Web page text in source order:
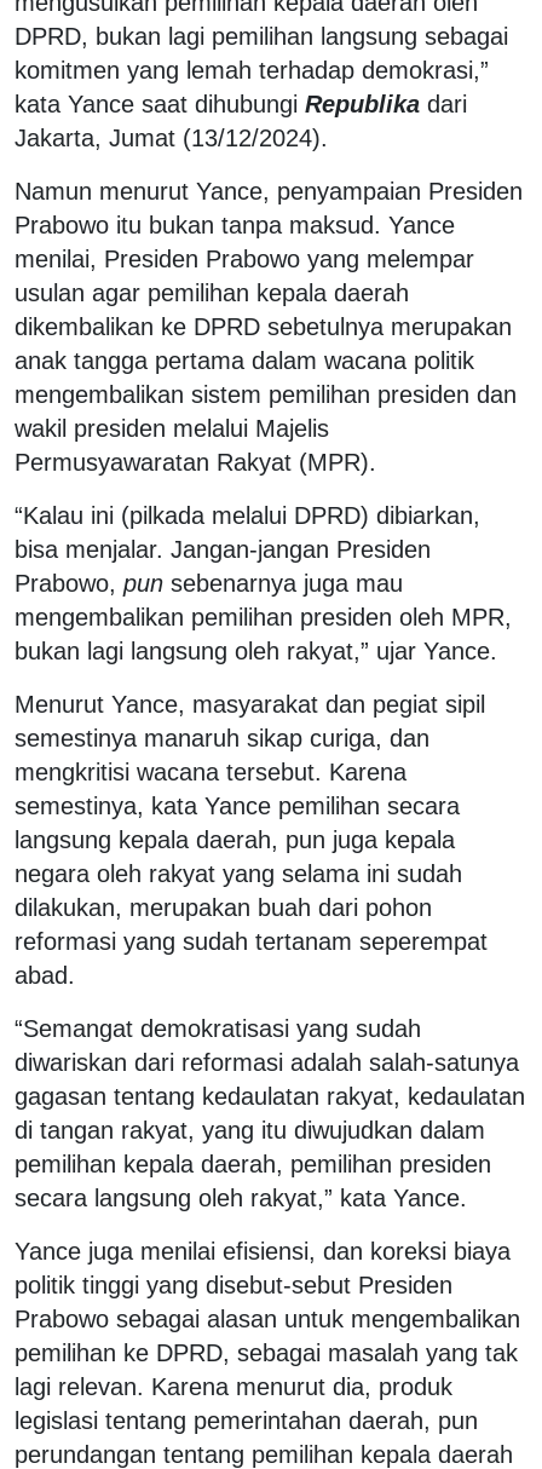
DPRD, bukan lagi pemilihan langsung sebagai
komitmen yang lemah terhadap demokrasi,”
kata Yance saat dihubungi Republika dari
Jakarta, Jumat (13/12/2024).
Namun menurut Yance, penyampaian Presiden
Prabowo itu bukan tanpa maksud. Yance
menilai, Presiden Prabowo yang melempar
usulan agar pemilihan kepala daerah
dikembalikan ke DPRD sebetulnya merupakan
anak tangga pertama dalam wacana politik
mengembalikan sistem pemilihan presiden dan
wakil presiden melalui Majelis
Permusyawaratan Rakyat (MPR).
“Kalau ini (pilkada melalui DPRD) dibiarkan,
bisa menjalar. Jangan-jangan Presiden
Prabowo, pun sebenarnya juga mau
mengembalikan pemilihan presiden oleh MPR,
bukan lagi langsung oleh rakyat,” ujar Yance.
Menurut Yance, masyarakat dan pegiat sipil
semestinya manaruh sikap curiga, dan
mengkritisi wacana tersebut. Karena
semestinya, kata Yance pemilihan secara
langsung kepala daerah, pun juga kepala
negara oleh rakyat yang selama ini sudah
dilakukan, merupakan buah dari pohon
reformasi yang sudah tertanam seperempat
abad.
“Semangat demokratisasi yang sudah
diwariskan dari reformasi adalah salah-satunya
gagasan tentang kedaulatan rakyat, kedaulatan
di tangan rakyat, yang itu diwujudkan dalam
pemilihan kepala daerah, pemilihan presiden
secara langsung oleh rakyat,” kata Yance.
Yance juga menilai efisiensi, dan koreksi biaya
politik tinggi yang disebut-sebut Presiden
Prabowo sebagai alasan untuk mengembalikan
pemilihan ke DPRD, sebagai masalah yang tak
lagi relevan. Karena menurut dia, produk
legislasi tentang pemerintahan daerah, pun
perundangan tentang pemilihan kepala daerah